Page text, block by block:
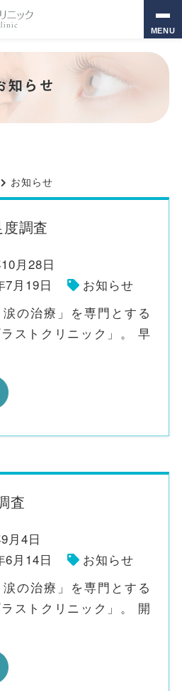
MENU
知らせ
お知らせ
調査
月28日
7月19日
お知らせ
涙の治療」を専門とする
ラストクリニック」。 早
査
月4日
6月14日
お知らせ
涙の治療」を専門とする
ストクリニック」。 開